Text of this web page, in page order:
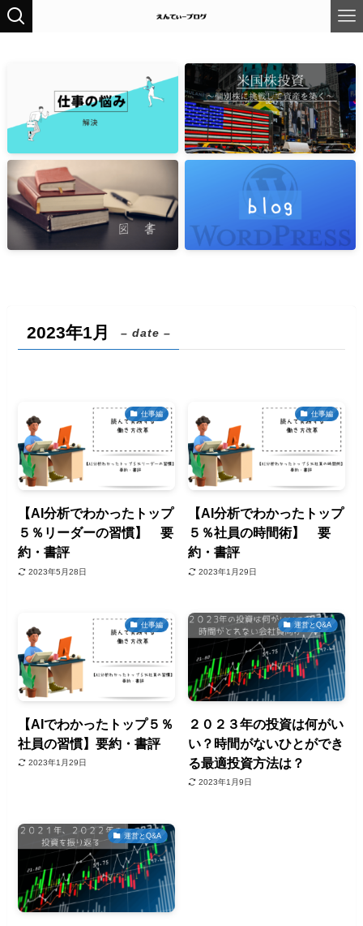
2023年1月 – date –
仕事編
【AI分析でわかったトップ
５％リーダーの習慣】 要
約・書評
2023年5月28日
仕事編
【AI分析でわかったトップ
５％社員の時間術】 要
約・書評
2023年1月29日
仕事編
【AIでわかったトップ５％
社員の習慣】要約・書評
2023年1月29日
運営とQ&A
２０２３年の投資は何がい
い？時間がないひとができ
る最適投資方法は？
2023年1月9日
運営とQ&A